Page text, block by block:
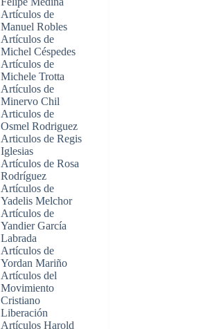
Artículos de
Manuel Robles
Artículos de
Michel Céspedes
Artículos de
Michele Trotta
Artículos de
Minervo Chil
Articulos de
Osmel Rodriguez
Articulos de Regis
Iglesias
Artículos de Rosa
Rodríguez
Artículos de
Yadelis Melchor
Artículos de
Yandier García
Labrada
Artículos de
Yordan Mariño
Artículos del
Movimiento
Cristiano
Liberación
Artículos Harold